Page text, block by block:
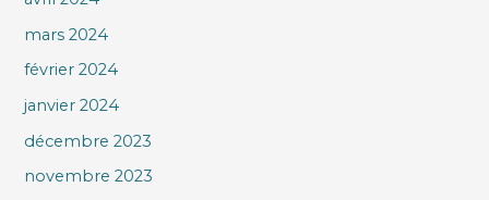
mars 2024
février 2024
janvier 2024
décembre 2023
novembre 2023